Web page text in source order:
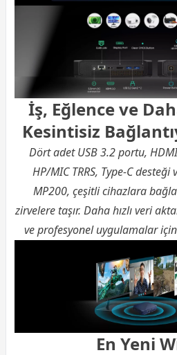
İş, Eğlence ve
Kesintisiz
Dört adet USB 3.2 portu,
HP/MIC TRRS, Type-C
MP200, çeşitli cihazlara
zirvelere taşır. Daha hızlı veri
ve profesyonel uygulamalar için
En Yeni